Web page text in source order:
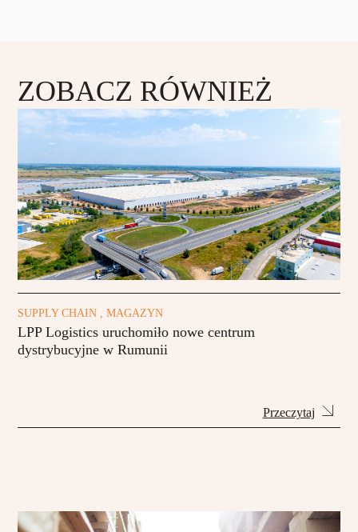
ZOBACZ RÓWNIEŻ
SUPPLY CHAIN , MAGAZYN
LPP Logistics uruchomiło nowe centrum
dystrybucyjne w Rumunii
Przeczytaj